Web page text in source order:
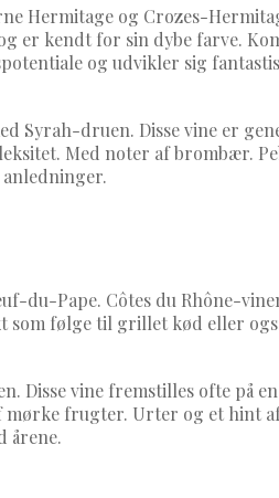
Hermitage og Crozes-
er kendt for sin dybe farve.
og udvikler sig
Syrah-druen. Disse vine er
Med noter af brombær.
du-Pape. Côtes du Rhône-
følge til grillet kød eller
Disse vine fremstilles ofte på
mørke frugter. Urter og et hint
årene.